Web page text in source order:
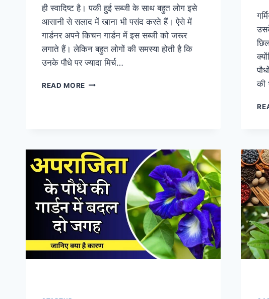
ही स्वादिष्ट है। पकी हुई सब्जी के साथ बहुत लोग इसे
आसानी से सलाद में खाना भी पसंद करते हैं। ऐसे में
गार्डनर अपने किचन गार्डन में इस सब्जी को जरूर
लगाते हैं। लेकिन बहुत लोगों की समस्या होती है कि
उनके पौधे पर ज्यादा मिर्च…
READ MORE एक
मिर्च
लेने
आसान
की